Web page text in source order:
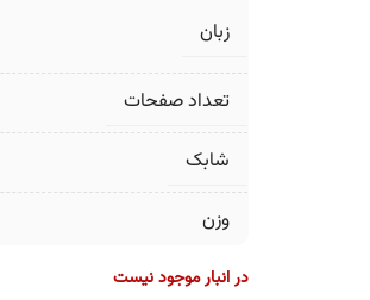
زبان
تعداد صفحات
شابک
وزن
در انبار موجود نیست